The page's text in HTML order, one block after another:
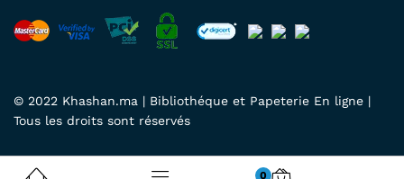
© 2022 Khashan.ma | Bibliothéque et Papeterie En ligne |
Tous les droits sont réservés
0